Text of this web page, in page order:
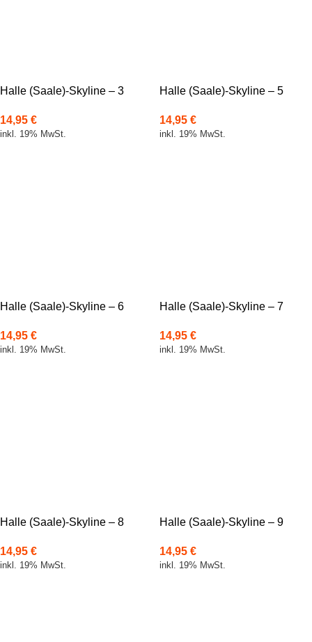
Halle (Saale)-Skyline – 3
14,95 €
inkl. 19% MwSt.
Halle (Saale)-Skyline – 5
14,95 €
inkl. 19% MwSt.
Halle (Saale)-Skyline – 6
14,95 €
inkl. 19% MwSt.
Halle (Saale)-Skyline – 7
14,95 €
inkl. 19% MwSt.
Halle (Saale)-Skyline – 8
14,95 €
inkl. 19% MwSt.
Halle (Saale)-Skyline – 9
14,95 €
inkl. 19% MwSt.